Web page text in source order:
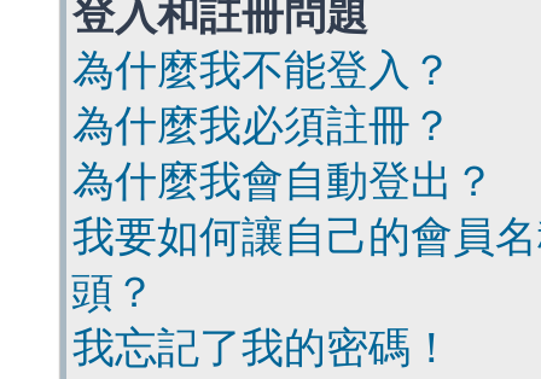
登入和註冊問題
為什麼我不能登入？
為什麼我必須註冊？
為什麼我會自動登出？
我要如何讓自己的會員
頭？
我忘記了我的密碼！